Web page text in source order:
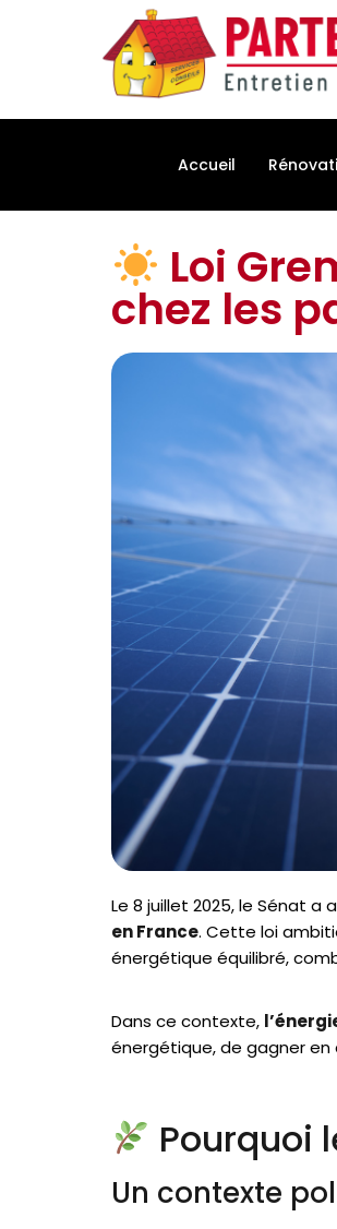
Accueil
Loi
chez les
Le 8 juillet 2025, le Sénat a
en France. Cette loi
énergétique équilibré,
Dans ce contexte,
énergétique, de gagner
Pourquoi
Un contexte